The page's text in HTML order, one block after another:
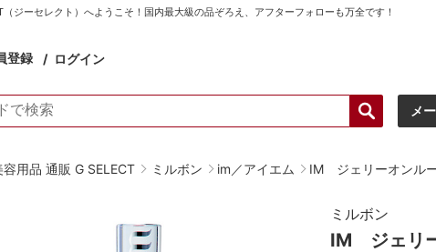
ジーセレクト）へようこそ！国内最大級の品ぞろえ、アフターフォローも万全です！
メ
登録 ログイン
容用品 通販 G SELECT ミルボン im／アイエム IM ジェリーオンル
ミルボン
IM ジェリ